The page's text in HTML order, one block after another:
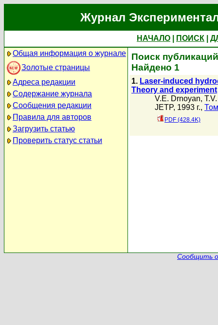
Журнал
НАЧАЛО ПОИСК
Общая информация о журнале
Золотые страницы
Адреса редакции
Содержание журнала
Сообщения редакции
Правила для авторов
Загрузить статью
Проверить статус статьи
Поиск
Найдено 1
1. Laser-induced
Theory and experiment
V.E. Drnoyan,
JETP, 1993 г.,
PDF (428.4K)
Сообщить о